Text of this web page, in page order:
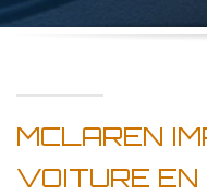
MCLAREN
VOITURE